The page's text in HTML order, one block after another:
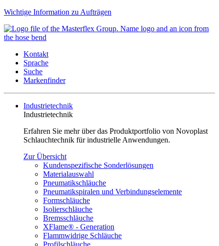
Wichtige Information zu Aufträgen
Kontakt
Sprache
Suche
Markenfinder
Industrietechnik
Industrietechnik
Erfahren Sie mehr über das Produktportfolio von Novoplast
Schlauchtechnik für industrielle Anwendungen.
Zur Übersicht
Kundenspezifische Sonderlösungen
Materialauswahl
Pneumatikschläuche
Pneumatikspiralen und Verbindungselemente
Formschläuche
Isolierschläuche
Bremsschläuche
XFlame® - Generation
Flammwidrige Schläuche
Profilschläuche